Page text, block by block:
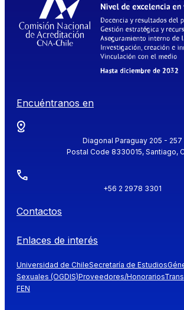
Encuéntranos en
Diagonal Paraguay 205 - 257
Postal Code 8330015, Santiago,
+56 2 2978 3301
Contactos
Enlaces de interés
Universidad de ChileSecretaría de Estudios
Sexuales (OGDIS)Proveedores/Honorarios
FEN